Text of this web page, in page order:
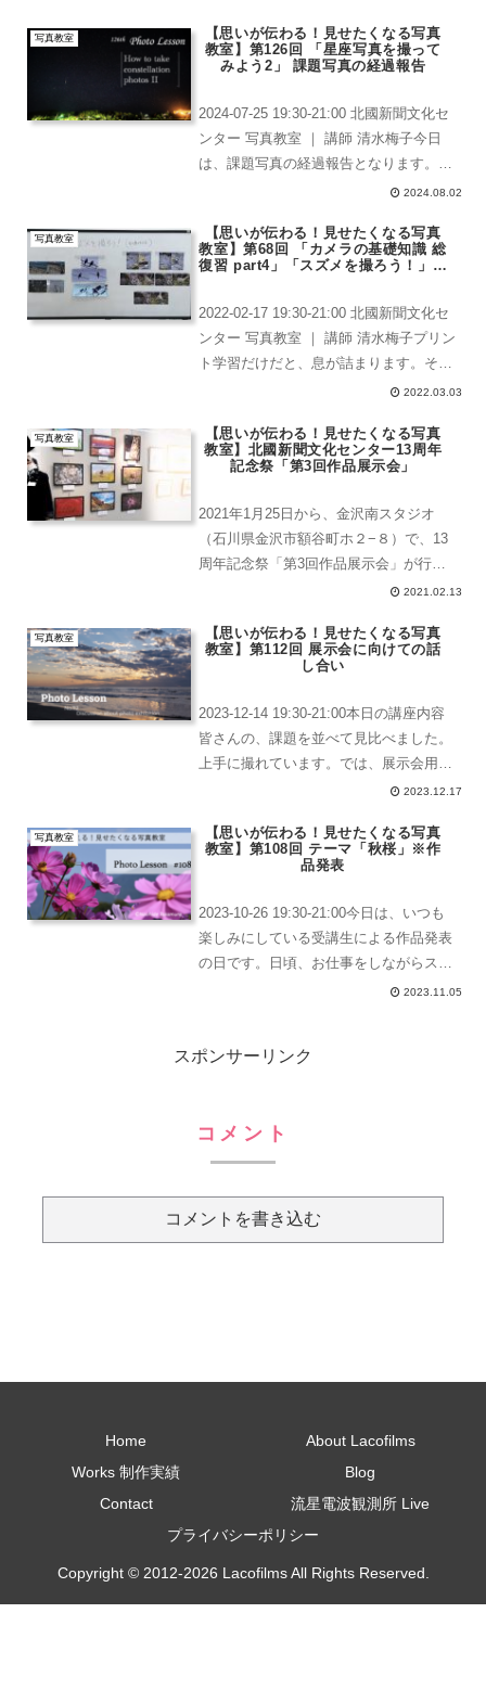
た。受講生のカメラ(イメージセンサ...
写真教室
【思いが伝わる！見せたくなる写真
教室】第126回 「星座写真を撮って
みよう2」 課題写真の経過報告
2024-07-25 19:30-21:00 北國新聞文化セ
ンター 写真教室 ｜ 講師 清水梅子今日
は、課題写真の経過報告となります。受
講生たちの出来栄えを見ながら、より良
たいと思います。本日の講座内容北...
2024.08.02
写真教室
【思いが伝わる！見せたくなる写真
教室】第68回 「カメラの基礎知識 総
復習 part4」「スズメを撮ろう！」※
2022-02-17 19:30-21:00 北國新聞文化セ
ンター 写真教室 ｜ 講師 清水梅子プリン
ト学習だけだと、息が詰まります。その
ため、part4まで続いていますが内容は軽
は復習をしました。カメラ...
2022.03.03
写真教室
【思いが伝わる！見せたくなる写真
教室】北國新聞文化センター13周年
記念祭「第3回作品展示会」
2021年1月25日から、金沢南スタジオ
（石川県金沢市額谷町ホ２−８）で、13
周年記念祭「第3回作品展示会」が行わ
れています。この展示は、北國新聞文化
す。新聞記事の写真には掲載されません
でしたが文字で写真教...
2021.02.13
写真教室
【思いが伝わる！見せたくなる写真
教室】第112回 展示会に向けての話
し合い
2023-12-14 19:30-21:00本日の講座内容
皆さんの、課題を並べて見比べました。
上手に撮れています。では、展示会用の
内容に入りましょうフォトフレームは、
ブラックに統一することに...
2023.12.17
写真教室
【思いが伝わる！見せたくなる写真
教室】第108回 テーマ「秋桜」※作
品発表
2023-10-26 19:30-21:00今日は、いつも
楽しみにしている受講生による作品発表
の日です。日頃、お仕事をしながらスキ
マ時間に受講生達が悪戦苦闘しつつも、
速、...
2023.11.05
スポンサーリンク
コメント
コメントを書き込む
Home
About Lacofilms
Works 制作実績
Blog
Contact
流星電波観測所 Live
プライバシーポリシー
Copyright © 2012-2026 Lacofilms All Rights Reserved.